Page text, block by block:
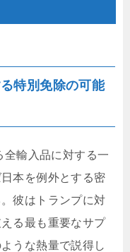
特別免除の可能
輸入品に対する一
本を例外とする密
彼はトランプに対
る最も重要なサプ
うな熱量で説得し